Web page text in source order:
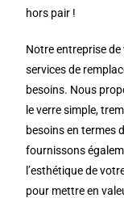
hors pair !
Notre entreprise
services de
besoins. Nous
le verre simple,
besoins en termes
fournissons
l’esthétique de
pour mettre en